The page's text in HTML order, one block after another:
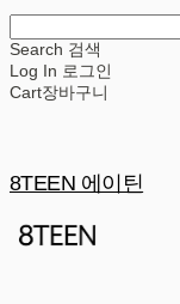
Search 검색
Log In 로그인
Cart장바구니
8TEEN 에이틴